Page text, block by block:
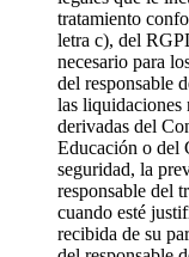
tratamiento
letra c), del
necesario para
del responsable
las liquidaciones
derivadas del
Educación o del
seguridad, la
responsable del
cuando esté
recibida de su